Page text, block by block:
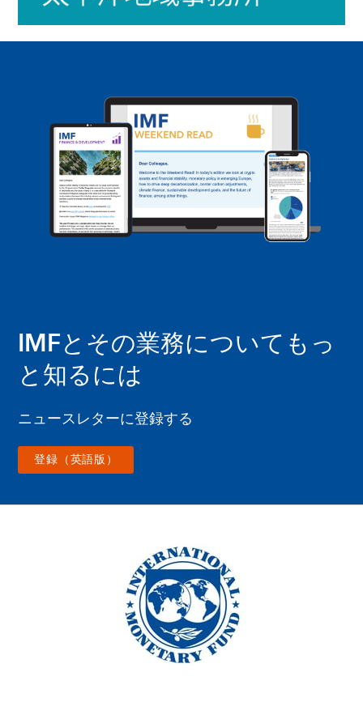
IMFとその業務についてもっ
と知るには
ニュースレターに登録する
登録（英語版）